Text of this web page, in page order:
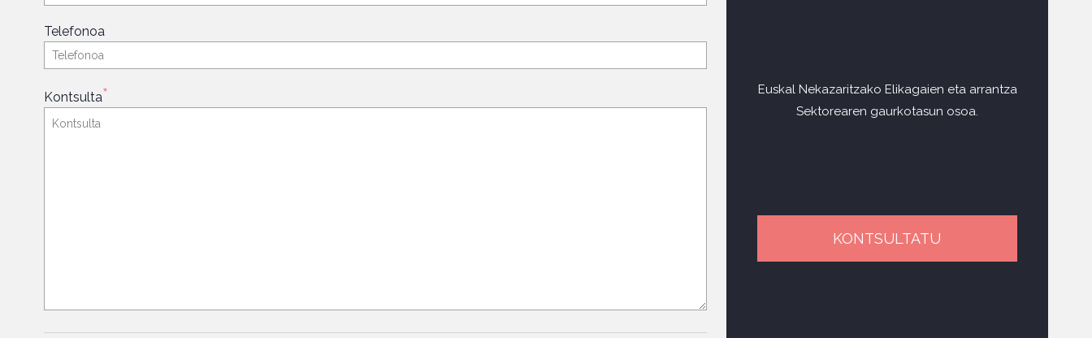
Telefonoa
Kontsulta*
Euskal Nekazaritzako Elikagaien eta arrantza
Sektorearen gaurkotasun osoa.
KONTSULTATU